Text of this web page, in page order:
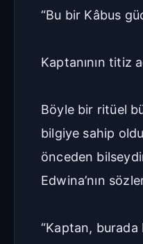
“Bu bir Kâbus
Kaptanının titiz
Böyle bir ritüel
bilgiye sahip
önceden
Edwina’nın
“Kaptan,